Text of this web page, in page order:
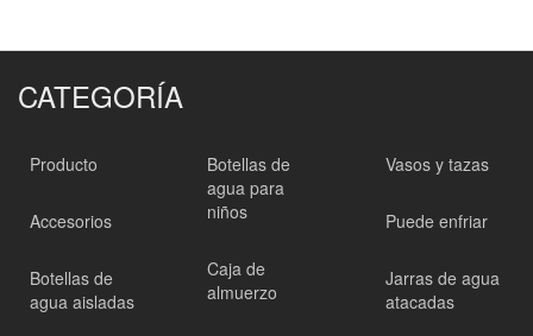
CATEGORÍA
Producto
Accesorios
Botellas de
agua aisladas
Botellas de
agua para
niños
Caja de
almuerzo
Vasos y tazas
Puede enfriar
Jarras de agua
atacadas